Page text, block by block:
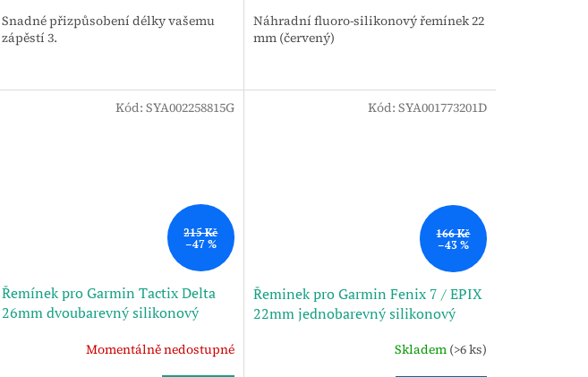
Snadné přizpůsobení délky vašemu
zápěstí 3.
Náhradní fluoro-silikonový řemínek 22
mm (červený)
215 Kč
–47 %
Řemínek pro Garmin Tactix Delta
26mm dvoubarevný silikonový
přezkou (armádní zelená + černá)
Momentálně nedostupné
Kód: SYA002258815G
166 Kč
–43 %
Řeminek pro Garmin Fenix 7 / EPIX
22mm jednobarevný silikonový
Skladem (>6 ks)
Kód: SYA001773201D